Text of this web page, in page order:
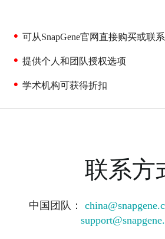
可从SnapGene官网直接购买或联
提供个人和团队授权选项
学术机构可获得折扣
联系方
中国团队：